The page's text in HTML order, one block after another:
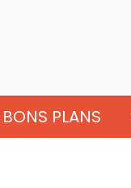
BONS PLANS